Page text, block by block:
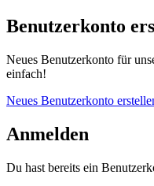
Benutzerkonto
Neues Benutzerkonto für
einfach!
Neues Benutzerkonto
Anmelden
Du hast bereits ein